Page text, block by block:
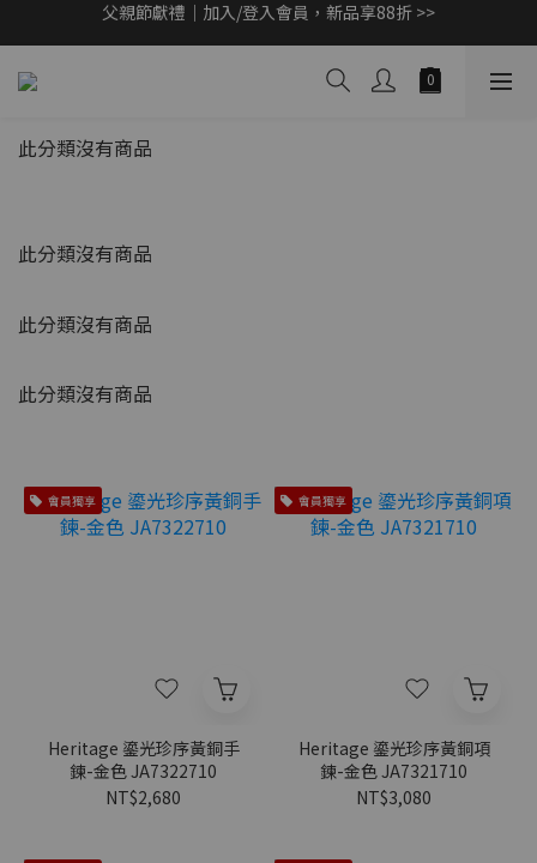
父親節獻禮｜加入/登入會員，新品享88折 >>
Marvel 蜘蛛人 v.s. 浩克限量聯名款限量開賣 >>
CashBack 返多多筆筆享現金回饋 10% 【先點我賺回饋 >>】
父親節獻禮｜加入/登入會員，新品享88折 >>
此分類沒有商品
此分類沒有商品
此分類沒有商品
此分類沒有商品
會員獨享
Heritage 鎏光珍序黃銅手
鍊-金色 JA7322710
NT$2,680
會員獨享
Heritage 鎏光珍序黃銅項
鍊-金色 JA7321710
NT$3,080